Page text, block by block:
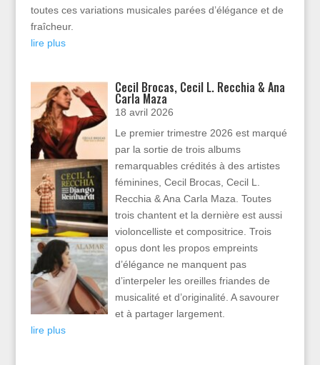
toutes ces variations musicales parées d’élégance et de
fraîcheur.
lire plus
Cecil Brocas, Cecil L. Recchia & Ana
Carla Maza
18 avril 2026
Le premier trimestre 2026 est marqué
par la sortie de trois albums
remarquables crédités à des artistes
féminines, Cecil Brocas, Cecil L.
Recchia & Ana Carla Maza. Toutes
trois chantent et la dernière est aussi
violoncelliste et compositrice. Trois
opus dont les propos empreints
d’élégance ne manquent pas
d’interpeler les oreilles friandes de
musicalité et d’originalité. A savourer
et à partager largement.
lire plus